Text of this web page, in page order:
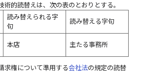
術的読替えは、次の表のとおりとする。
読み替えられる字
句
読み替える字句
本店 主たる事務所
求権について準用する会社法の規定の読替